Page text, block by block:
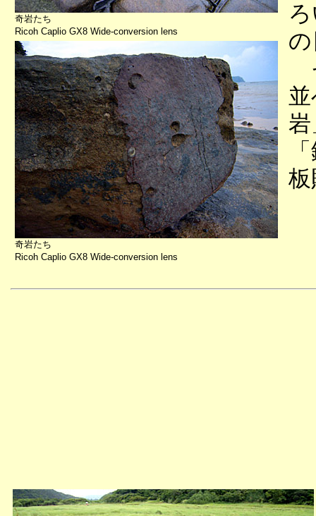
奇岩たち
Ricoh Caplio GX8 Wide-conversion lens
奇岩たち
Ricoh Caplio GX8 Wide-conversion lens